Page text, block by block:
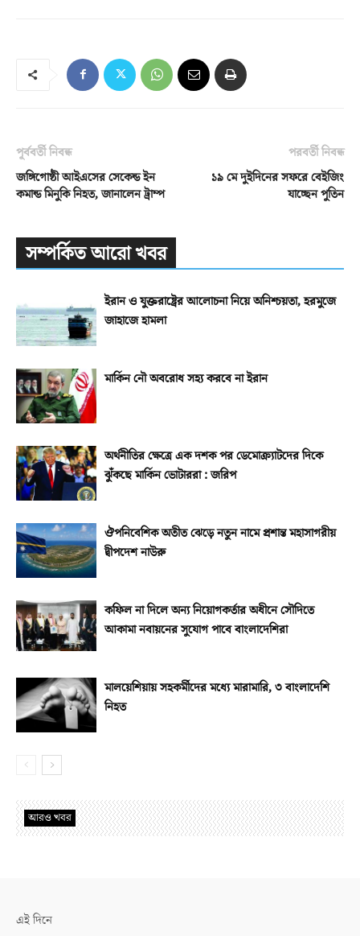
পূর্ববর্তী নিবন্ধ
জঙ্গিগোষ্ঠী আইএসের সেকেন্ড ইন
কমান্ড মিনুকি নিহত, জানালেন ট্রাম্প
পরবর্তী নিবন্ধ
১৯ মে দুইদিনের সফরে বেইজিং
যাচ্ছেন পুতিন
সম্পর্কিত আরো খবর
ইরান ও যুক্তরাষ্ট্রের আলোচনা নিয়ে অনিশ্চয়তা, হরমুজে
জাহাজে হামলা
মার্কিন নৌ অবরোধ সহ্য করবে না ইরান
অর্থনীতির ক্ষেত্রে এক দশক পর ডেমোক্র্যাটদের দিকে
ঝুঁকছে মার্কিন ভোটাররা : জরিপ
ঔপনিবেশিক অতীত ঝেড়ে নতুন নামে প্রশান্ত মহাসাগরীয়
দ্বীপদেশ নাউরু
কফিল না দিলে অন্য নিয়োগকর্তার অধীনে সৌদিতে
আকামা নবায়নের সুযোগ পাবে বাংলাদেশিরা
মালয়েশিয়ায় সহকর্মীদের মধ্যে মারামারি, ৩ বাংলাদেশি
নিহত
আরও খবর
এই দিনে